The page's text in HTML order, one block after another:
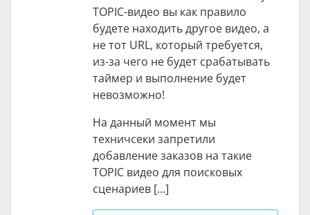
TOPIC-видео вы как правило
будете находить другое видео, а
не тот URL, который требуется,
из-за чего не будет срабатывать
таймер и выполнение будет
невозможно!
На данный момент мы
техничсеки запретили
добавление заказов на такие
TOPIC видео для поисковых
сценариев [...]